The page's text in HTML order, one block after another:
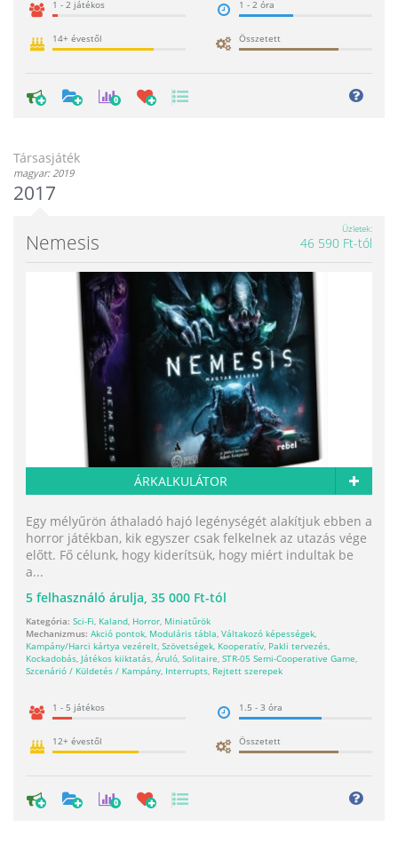
1 - 2 játékos 1 - 2 óra
14+ évestől Összetett
0
Társasjáték
magyar: 2019
2017
Nemesis
Üzletek
46 590 Ft-tól
ÁRKALKULÁTOR
Egy mélyűrön áthaladó hajó legénységét alakítjuk ebben a
horror játékban, kik egyszer csak felkelnek az utazás vége
előtt. Fő célunk, hogy kiderítsük, hogy miért indultak be
a...
5 felhasználó árulja, 35 000 Ft-tól
Kategória: Sci-Fi, Kaland, Horror, Miniatűrök
Mechanizmus: Akció pontok, Moduláris tábla, Váltakozó képességek,
Kampány/Harci kártya vezérelt, Szövetségek, Kooperatív, Pakli tervezés,
Kockadobás, Játékos kiiktatás, Áruló, Solitaire, STR-05 Semi-Cooperative Game,
Szcenárió / Küldetés / Kampány, Interrupts, Rejtett szerepek
1 - 5 játékos 1.5 - 3 óra
12+ évestől Összetett
0